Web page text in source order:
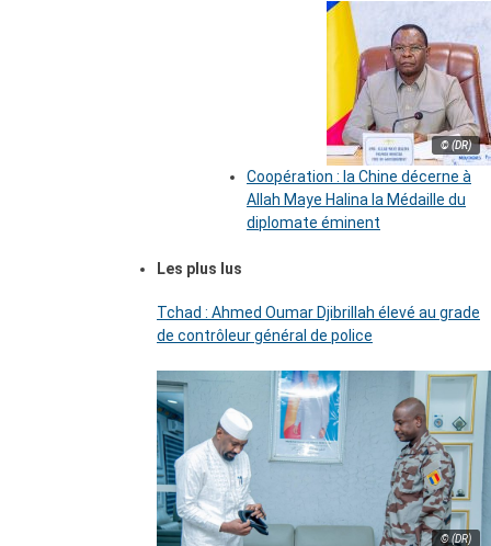
© (DR)
Coopération : la Chine décerne à
Allah Maye Halina la Médaille du
diplomate éminent
Les plus lus
Tchad : Ahmed Oumar Djibrillah élevé au grade
de contrôleur général de police
© (DR)